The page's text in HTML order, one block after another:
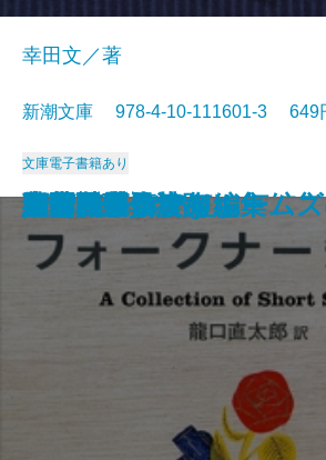
マンスフィールド短編集
太陽の季節
赤と黒〔上〕
ポー詩集
マノン・レスコー
郷愁
智恵子抄
草の花
夜間飛行
父・こんなこと
幸田文／著
新潮文庫 978-4-10-111601-3
文庫電子書籍あり
フォークナー短編集
細雪〔上〕
細雪〔中〕
細雪〔下〕
大和路・信濃路
野菊の墓
西部戦線異状なし
シャーロック・ホーム
人間について
サンクチュアリ